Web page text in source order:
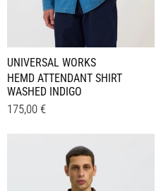
Produktseite
gewählt
werden
UNIVERSAL WORKS
HEMD ATTENDANT SHIRT
WASHED INDIGO
175,00 €
Produkt
mehrere